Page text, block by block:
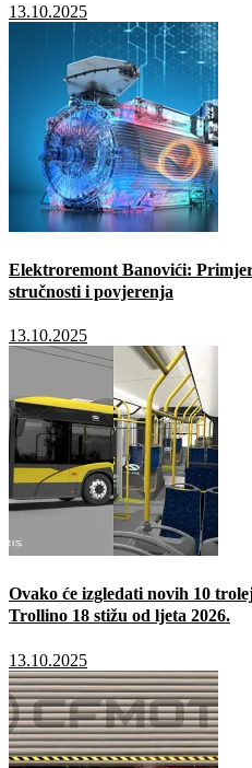
13.10.2025
Elektroremont Banovići:
stručnosti i povjerenja
13.10.2025
Ovako će izgledati novih 10
Trollino 18 stižu od ljeta 2026.
13.10.2025